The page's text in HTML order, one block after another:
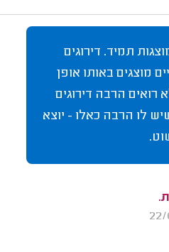
תמיד. דירוגים
מוצגים באותו אופן
רואים הרבה דירוגים
לו הרבה כאלו - יוצא